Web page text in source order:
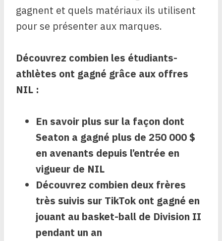
gagnent et quels matériaux ils utilisent
pour se présenter aux marques.
Découvrez combien les étudiants-
athlètes ont gagné grâce aux offres
NIL :
En savoir plus sur la façon dont
Seaton a gagné plus de 250 000 $
en avenants depuis l’entrée en
vigueur de NIL
Découvrez combien deux frères
très suivis sur TikTok ont ​​gagné en
jouant au basket-ball de Division II
pendant un an